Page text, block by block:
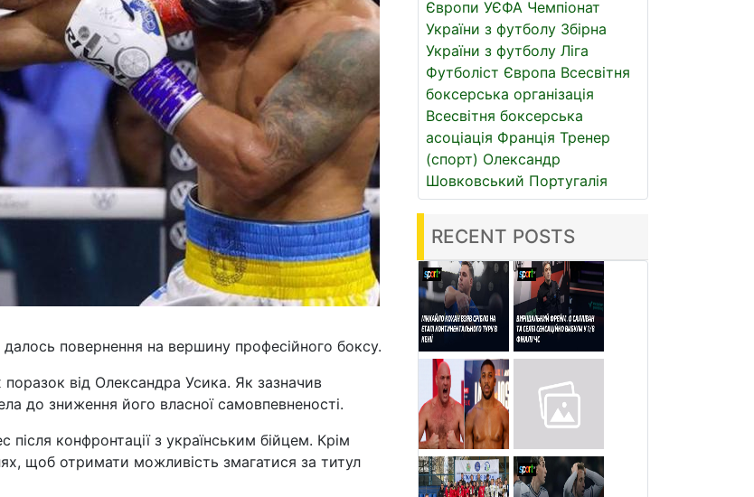
повернення на вершину професійного боксу.
від Олександра Усика. Як зазначив
до зниження його власної самовпевненості.
конфронтації з українським бійцем. Крім
щоб отримати можливість змагатися за титул
Європи УЄФА Чемпіонат
України з футболу Збірна
України з футболу Ліга
Футболіст Європа Всесвітня
боксерська організація
Всесвітня боксерська
асоціація Франція Тренер
(спорт) Олександр
Шовковський Португалія
RECENT POSTS